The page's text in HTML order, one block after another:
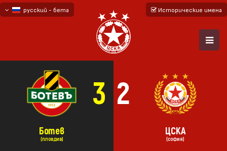
русский - бета
Исторические имена
3 2
Ботев
(ПЛОВДИВ)
ЦСКА
(СОФИЯ)